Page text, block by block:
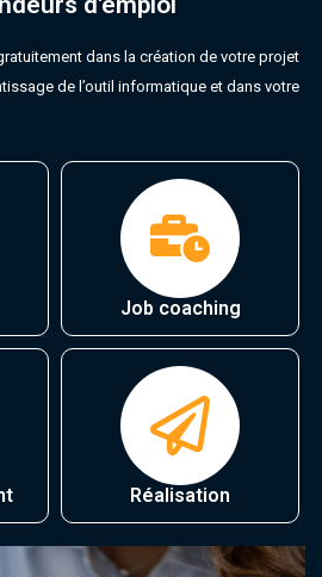
dans la création de votre projet
de l’outil informatique et dans votre
Job coaching
Réalisation